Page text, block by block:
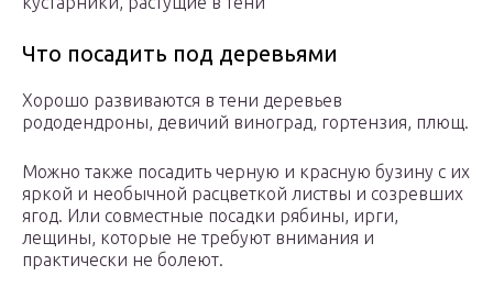
Что посадить под деревьями
Хорошо развиваются в тени деревьев
рододендроны, девичий виноград, гортензия, плющ.
Можно также посадить черную и красную бузину с их
яркой и необычной расцветкой листвы и созревших
ягод. Или совместные посадки рябины, ирги,
лещины, которые не требуют внимания и
практически не болеют.